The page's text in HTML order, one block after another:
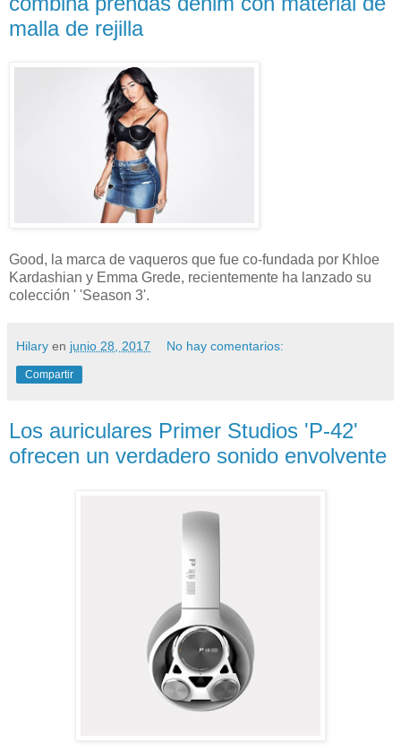
malla de rejilla
Good, la marca de vaqueros que fue co-fundada por Khloe
Kardashian y Emma Grede, recientemente ha lanzado su
colección ' 'Season 3'.
Hilary en junio 28, 2017 No hay comentarios:
Compartir
Los auriculares Primer Studios 'P-42'
ofrecen un verdadero sonido envolvente